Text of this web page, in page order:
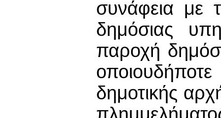
συνάφεια με
δημόσιας
παροχή
δημοτικής